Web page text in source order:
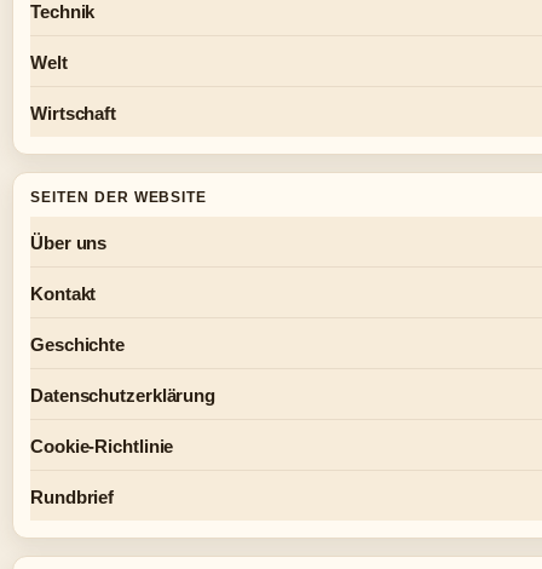
Technik
Welt
Wirtschaft
SEITEN DER WEBSITE
Über uns
Kontakt
Geschichte
Datenschutzerklärung
Cookie-Richtlinie
Rundbrief